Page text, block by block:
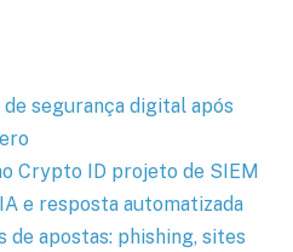
segurança digital após
Crypto ID projeto de SIEM
e resposta automatizada
de apostas: phishing, sites